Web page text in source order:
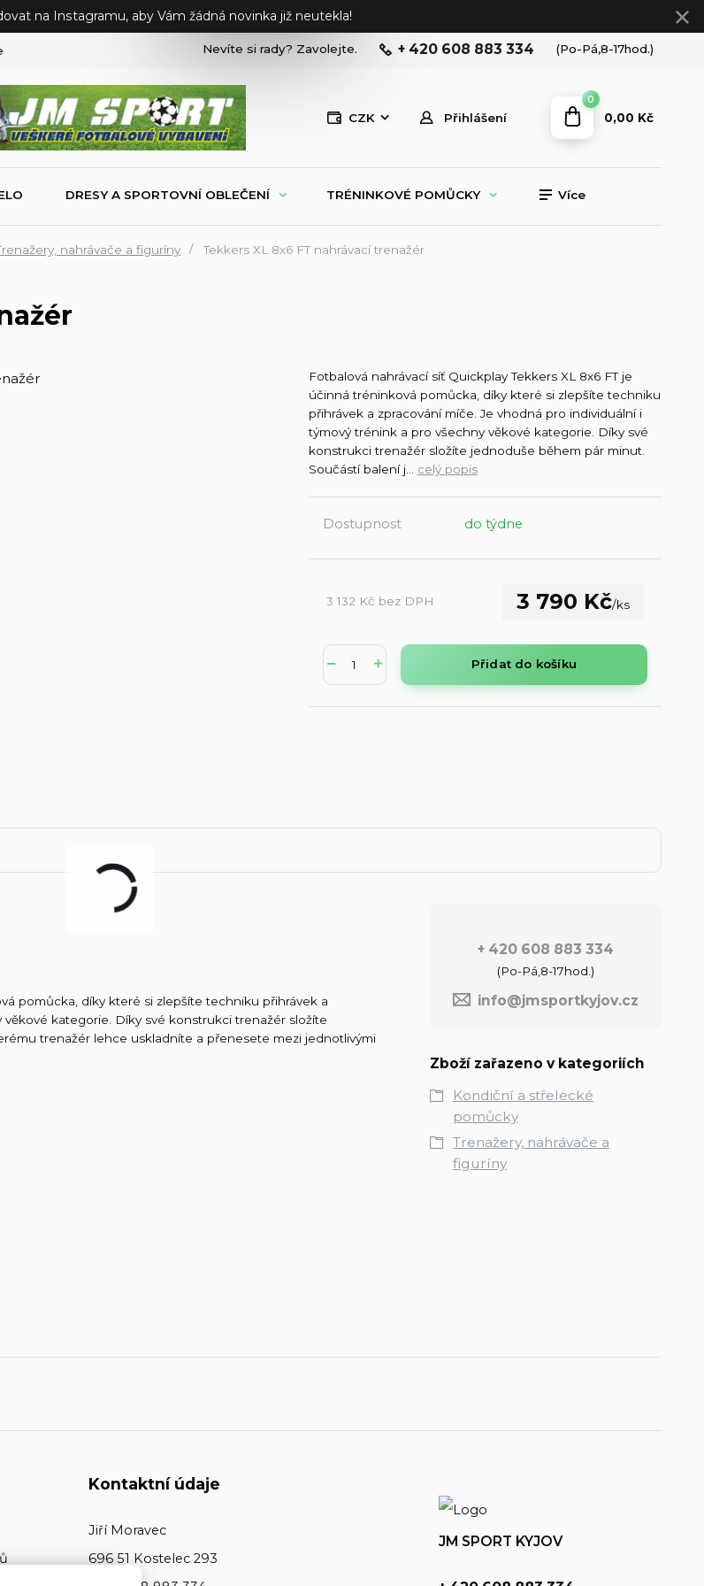
na Instagramu, aby Vám žádná novinka již neutekla!
CZK Přihlášení
Nevíte si rady? Zavolejte. + 420 608 883 334 (Po-Pá,8-17hod.)
0
0,00 Kč
DRESY A SPORTOVNÍ OBLEČENÍ TRÉNINKOVÉ POMŮCKY Více
nahrávače a figuríny Tekkers XL 8x6 FT nahrávací trenažér
Fotbalová nahrávací síť Quickplay Tekkers XL 8x6 FT je
účinná tréninková pomůcka, díky které si zlepšíte techniku
přihrávek a zpracování míče. Je vhodná pro individuální i
týmový trénink a pro všechny věkové kategorie. Díky své
konstrukci trenažér složíte jednoduše během pár minut.
Součástí balení j... celý popis
Dostupnost do týdne
3 790 Kč/ks
3 132 Kč bez DPH
Přidat do košíku
pomůcka, díky které si zlepšíte techniku přihrávek a
kategorie. Díky své konstrukci trenažér složíte
trenažér lehce uskladníte a přenesete mezi jednotlivými
+ 420 608 883 334
(Po-Pá,8-17hod.)
info@jmsportkyjov.cz
Zboží zařazeno v kategoriích
Kondiční a střelecké
pomůcky
Trenažery, nahrávače a
figuríny
Kontaktní údaje
Jiří Moravec
696 51 Kostelec 293
JM SPORT KYJOV